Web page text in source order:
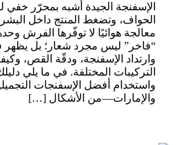
الإسفنجة الجيدة أشبه بمحرّر
الحواف، وتضغط المنتج داخل
معالجة هوائيًا لا توفّرها الفرش
“فاخر” ليس مجرد شعار؛ بل يظهر
وارتداد الإسفنجة، ودقّة القص،
التركيبات المختلفة. في ما يلي
واستخدام أفضل الإسفنجات
والإمارات—من الأشكال […]